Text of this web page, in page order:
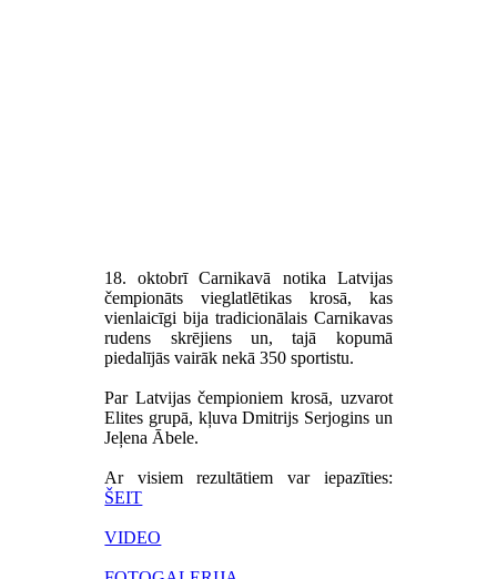
18. oktobrī Carnikavā notika Latvijas
čempionāts vieglatlētikas krosā, kas
vienlaicīgi bija tradicionālais Carnikavas
rudens skrējiens un, tajā kopumā
piedalījās vairāk nekā 350 sportistu.
Par Latvijas čempioniem krosā, uzvarot
Elites grupā, kļuva Dmitrijs Serjogins un
Jeļena Ābele.
Ar visiem rezultātiem var iepazīties:
ŠEIT
VIDEO